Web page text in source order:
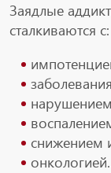
Заядлые
сталкиваются с:
снижением
онкологией.